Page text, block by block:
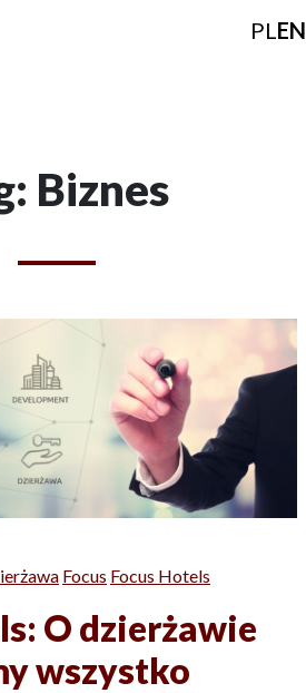
PLEN
Biznes
Focus Focus Hotels
O dzierżawie
wszystko